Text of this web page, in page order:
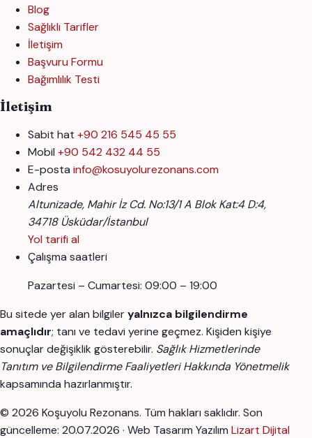
Blog
Sağlıklı Tarifler
İletişim
Başvuru Formu
Bağımlılık Testi
İletişim
Sabit hat +90 216 545 45 55
Mobil +90 542 432 44 55
E-posta info@kosuyolurezonans.com
Adres
Altunizade, Mahir İz Cd. No:13/1 A Blok Kat:4 D:4,
34718 Üsküdar/İstanbul
Yol tarifi al
Çalışma saatleri
Pazartesi – Cumartesi: 09:00 – 19:00
Bu sitede yer alan bilgileryalnızca bilgilendirme
amaçlıdır; tanı ve tedavi yerine geçmez. Kişiden kişiye
sonuçlar değişiklik gösterebilir. Sağlık Hizmetlerinde
Tanıtım ve Bilgilendirme Faaliyetleri Hakkında Yönetmelik
kapsamında hazırlanmıştır.
© 2026 Koşuyolu Rezonans. Tüm hakları saklıdır. Son
güncelleme: 20.07.2026 · Web Tasarım Yazılım Lizart Dijital